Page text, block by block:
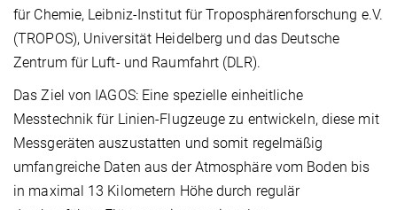
für Chemie, Leibniz-Institut für Troposphärenforschung e.V.
(TROPOS), Universität Heidelberg und das Deutsche
Zentrum für Luft- und Raumfahrt (DLR).
Das Ziel von IAGOS: Eine spezielle einheitliche
Messtechnik für Linien-Flugzeuge zu entwickeln, diese mit
Messgeräten auszustatten und somit regelmäßig
umfangreiche Daten aus der Atmosphäre vom Boden bis
in maximal 13 Kilometern Höhe durch regulär